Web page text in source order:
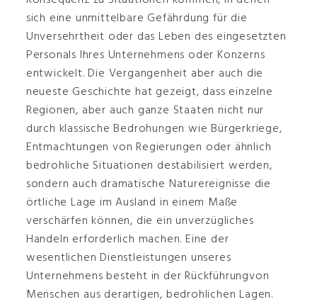
sich eine unmittelbare Gefährdung für die
Unversehrtheit oder das Leben des eingesetzten
Personals Ihres Unternehmens oder Konzerns
entwickelt. Die Vergangenheit aber auch die
neueste Geschichte hat gezeigt, dass einzelne
Regionen, aber auch ganze Staaten nicht nur
durch klassische Bedrohungen wie Bürgerkriege,
Entmachtungen von Regierungen oder ähnlich
bedrohliche Situationen destabilisiert werden,
sondern auch dramatische Naturereignisse die
örtliche Lage im Ausland in einem Maße
verschärfen können, die ein unverzügliches
Handeln erforderlich machen. Eine der
wesentlichen Dienstleistungen unseres
Unternehmens besteht in der Rückführungvon
Menschen aus derartigen, bedrohlichen Lagen.